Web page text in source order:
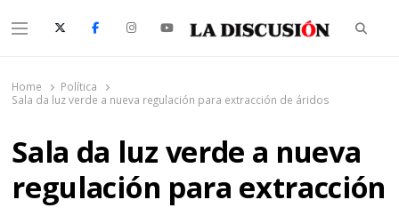
Menu
Home
Política
Sala da luz verde a nueva regulación para extracción de áridos
Sala da luz verde a nueva
regulación para extracción